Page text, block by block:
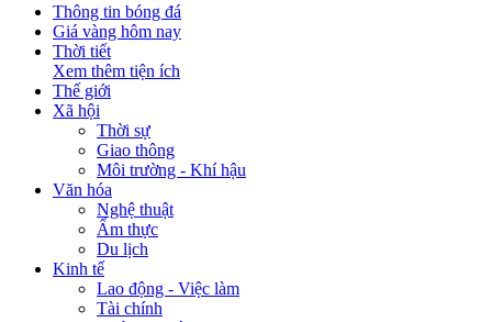
Thông tin bóng đá
Giá vàng hôm nay
Thời tiết
Xem thêm tiện ích
Thế giới
Xã hội
Thời sự
Giao thông
Môi trường - Khí hậu
Văn hóa
Nghệ thuật
Ẩm thực
Du lịch
Kinh tế
Lao động - Việc làm
Tài chính